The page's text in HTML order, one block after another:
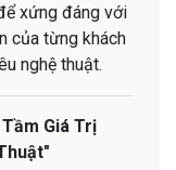
xứng đáng với
của từng khách
nghệ thuật.
Giá Trị